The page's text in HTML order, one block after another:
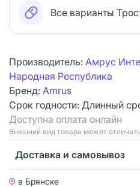
Все варианты
Производитель: Амрус
Народная Республика
Бренд: Amrus
Срок годности: Длинный
Доступна оплата онлайн
Bнешний вид товара может
Доставка и самовывоз
в Брянске